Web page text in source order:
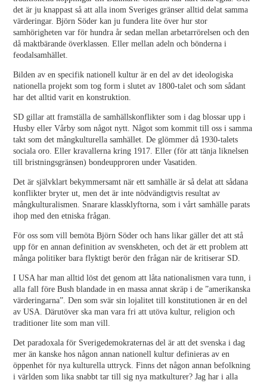
det är ju knappast så att alla inom Sveriges gränser alltid delat samma
värderingar. Björn Söder kan ju fundera lite över hur stor
samhörigheten var för hundra år sedan mellan arbetarrörelsen och den
då maktbärande överklassen. Eller mellan adeln och bönderna i
feodalsamhället.
Bilden av en specifik nationell kultur är en del av det ideologiska
nationella projekt som tog form i slutet av 1800-talet och som sådant
har det alltid varit en konstruktion.
SD gillar att framställa de samhällskonflikter som i dag blossar upp i
Husby eller Vårby som något nytt. Något som kommit till oss i samma
takt som det mångkulturella samhället. De glömmer då 1930-talets
sociala oro. Eller kravallerna kring 1917. Eller (för att tänja liknelsen
till bristningsgränsen) bondeupproren under Vasatiden.
Det är självklart bekymmersamt när ett samhälle är så delat att sådana
konflikter bryter ut, men det är inte nödvändigtvis resultat av
mångkulturalismen. Snarare klassklyftorna, som i vårt samhälle parats
ihop med den etniska frågan.
För oss som vill bemöta Björn Söder och hans likar gäller det att stå
upp för en annan definition av svenskheten, och det är ett problem att
många politiker bara flyktigt berör den frågan när de kritiserar SD.
I USA har man alltid löst det genom att låta nationalismen vara tunn, i
alla fall före Bush blandade in en massa annat skräp i de ”amerikanska
värderingarna”. Den som svär sin lojalitet till konstitutionen är en del
av USA. Därutöver ska man vara fri att utöva kultur, religion och
traditioner lite som man vill.
Det paradoxala för Sverigedemokraternas del är att det svenska i dag
mer än kanske hos någon annan nationell kultur definieras av en
öppenhet för nya kulturella uttryck. Finns det någon annan befolkning
i världen som lika snabbt tar till sig nya matkulturer? Jag har i alla